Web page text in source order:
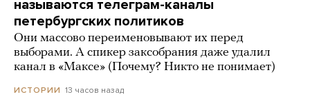
называются телеграм-каналы
петербургских политиков
Они массово переименовывают их перед
выборами. А спикер заксобрания даже удалил
канал в «Максе» (Почему? Никто не понимает)
ИСТОРИИ 13 часов назад